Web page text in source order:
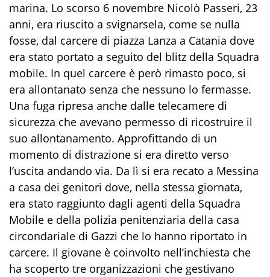
marina. Lo scorso 6 novembre Nicolò Passeri, 23
anni, era riuscito a svignarsela, come se nulla
fosse, dal carcere di piazza Lanza a Catania dove
era stato portato a seguito del blitz della Squadra
mobile. In quel carcere è però rimasto poco, si
era allontanato senza che nessuno lo fermasse.
Una fuga ripresa anche dalle telecamere di
sicurezza che avevano permesso di ricostruire il
suo allontanamento. Approfittando di un
momento di distrazione si era diretto verso
l’uscita andando via. Da lì si era recato a Messina
a casa dei genitori dove, nella stessa giornata,
era stato raggiunto dagli agenti della Squadra
Mobile e della polizia penitenziaria della casa
circondariale di Gazzi che lo hanno riportato in
carcere. Il giovane è coinvolto nell’inchiesta che
ha scoperto tre organizzazioni che gestivano